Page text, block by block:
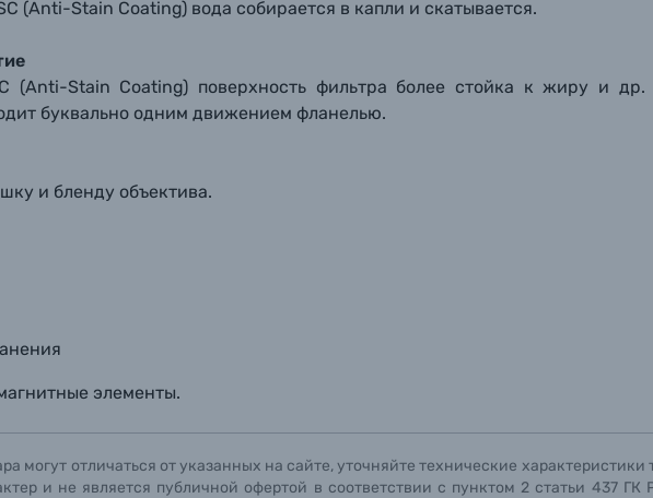
товары)
(Anti-Stain Coating) вода собирается в капли и скатывается.
(Anti-Stain Coating) поверхность фильтра более стойка к жиру и др.
буквально одним движением фланелью.
и бленду объектива.
элементы.
могут отличаться от указанных на сайте, уточняйте технические
и не является публичной офертой в соответствии с пунктом 2 статьи 437